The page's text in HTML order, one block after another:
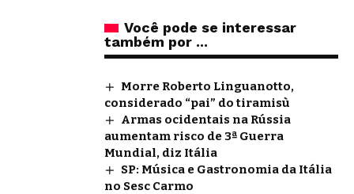
Você pode se interessar
também por ...
Morre Roberto Linguanotto,
considerado “pai” do tiramisù
Armas ocidentais na Rússia
aumentam risco de 3ª Guerra
Mundial, diz Itália
SP: Música e Gastronomia da Itália
no Sesc Carmo